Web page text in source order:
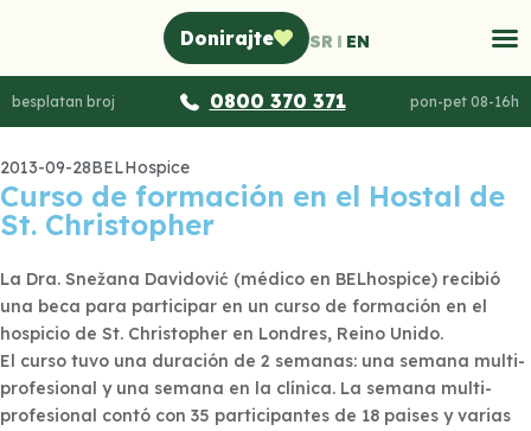
Donirajte SR EN
besplatan broj 0800 370 371 pon-pet 08-16h
2013-09-28BELHospice
Curso de formación en el Hostal de
St. Christopher
La Dra. Snežana Davidović (médico en BELhospice) recibió
una beca para participar en un curso de formación en el
hospicio de St. Christopher en Londres, Reino Unido.
El curso tuvo una duración de 2 semanas: una semana multi-
profesional y una semana en la clínica. La semana multi-
profesional contó con 35 participantes de 18 paises y varias